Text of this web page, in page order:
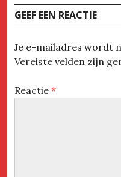
GEEF EEN REACTIE
Je e-mailadres wordt
Vereiste velden zijn
Reactie *